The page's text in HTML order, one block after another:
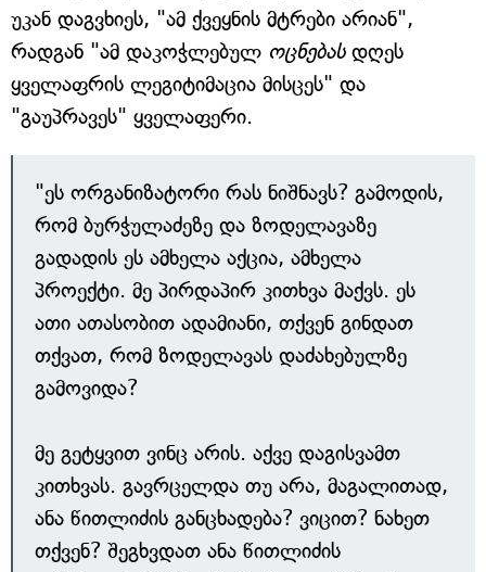
უკან დაგვხიეს, "ამ ქვეყნის მტრები არიან",
რადგან "ამ დაკოჭლებულ ოცნებასდღეს
ყველაფრის ლეგიტიმაცია მისცეს" და
"გაუპრავეს" ყველაფერი.
"ეს ორგანიზატორი რას ნიშნავს? გამოდის,
რომ ბურჭულაძეზე და ზოდელავაზე
გადადის ეს ამხელა აქცია, ამხელა
პროექტი. მე პირდაპირ კითხვა მაქვს. ეს
ათი ათასობით ადამიანი, თქვენ გინდათ
თქვათ, რომ ზოდელავას დაძახებულზე
გამოვიდა?
მე გეტყვით ვინც არის. აქვე დაგისვამთ
კითხვას. გავრცელდა თუ არა, მაგალითად,
ანა წითლიძის განცხადება? ვიცით? ნახეთ
თქვენ? შეგხვდათ ანა წითლიძის